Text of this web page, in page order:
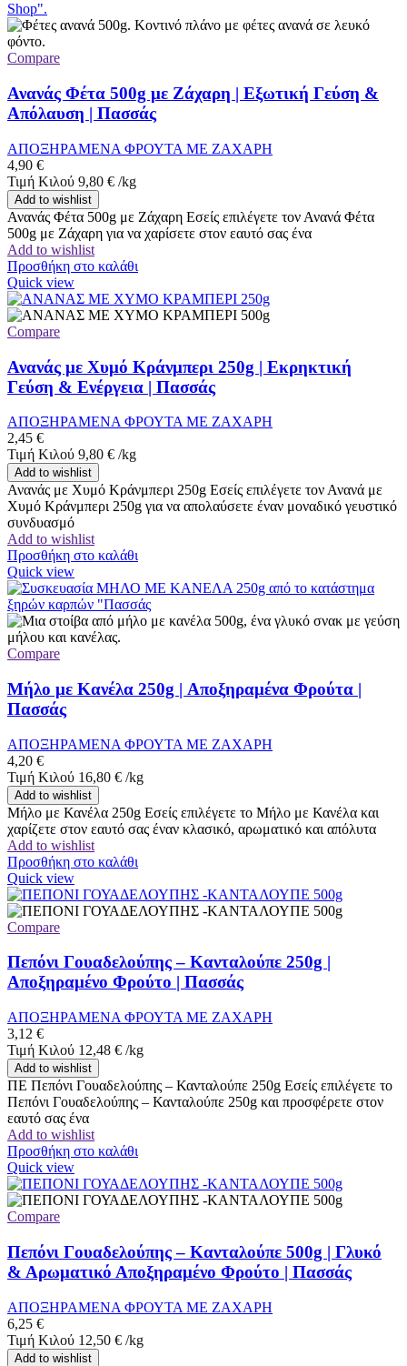
Compare
Ανανάς Φέτα 500g με Ζάχαρη | Εξωτική Γεύση &
Απόλαυση | Πασσάς
ΑΠΟΞΗΡΑΜΕΝΑ ΦΡΟΥΤΑ ΜΕ ΖΑΧΑΡΗ
4,90 €
Τιμή Κιλού 9,80 € /kg
Add to wishlist
Ανανάς Φέτα 500g με Ζάχαρη Εσείς επιλέγετε τον Ανανά Φέτα
500g με Ζάχαρη για να χαρίσετε στον εαυτό σας ένα
Add to wishlist
Προσθήκη στο καλάθι
Quick view
Compare
Ανανάς με Χυμό Κράνμπερι 250g | Εκρηκτική
Γεύση & Ενέργεια | Πασσάς
ΑΠΟΞΗΡΑΜΕΝΑ ΦΡΟΥΤΑ ΜΕ ΖΑΧΑΡΗ
2,45 €
Τιμή Κιλού 9,80 € /kg
Add to wishlist
Ανανάς με Χυμό Κράνμπερι 250g Εσείς επιλέγετε τον Ανανά με
Χυμό Κράνμπερι 250g για να απολαύσετε έναν μοναδικό γευστικό
συνδυασμό
Add to wishlist
Προσθήκη στο καλάθι
Quick view
Compare
Μήλο με Κανέλα 250g | Αποξηραμένα Φρούτα |
Πασσάς
ΑΠΟΞΗΡΑΜΕΝΑ ΦΡΟΥΤΑ ΜΕ ΖΑΧΑΡΗ
4,20 €
Τιμή Κιλού 16,80 € /kg
Add to wishlist
Μήλο με Κανέλα 250g Εσείς επιλέγετε το Μήλο με Κανέλα και
χαρίζετε στον εαυτό σας έναν κλασικό, αρωματικό και απόλυτα
Add to wishlist
Προσθήκη στο καλάθι
Quick view
Compare
Πεπόνι Γουαδελούπης – Κανταλούπε 250g |
Αποξηραμένο Φρούτο | Πασσάς
ΑΠΟΞΗΡΑΜΕΝΑ ΦΡΟΥΤΑ ΜΕ ΖΑΧΑΡΗ
3,12 €
Τιμή Κιλού 12,48 € /kg
Add to wishlist
ΠΕ Πεπόνι Γουαδελούπης – Κανταλούπε 250g Εσείς επιλέγετε το
Πεπόνι Γουαδελούπης – Κανταλούπε 250g και προσφέρετε στον
εαυτό σας ένα
Add to wishlist
Προσθήκη στο καλάθι
Quick view
Compare
Πεπόνι Γουαδελούπης – Κανταλούπε 500g | Γλυκό
& Αρωματικό Αποξηραμένο Φρούτο | Πασσάς
ΑΠΟΞΗΡΑΜΕΝΑ ΦΡΟΥΤΑ ΜΕ ΖΑΧΑΡΗ
6,25 €
Τιμή Κιλού 12,50 € /kg
Add to wishlist